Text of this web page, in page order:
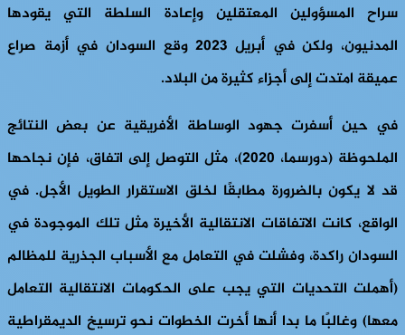
سراح المسؤولين المعتقلين وإعادة السلطة التي يقودها
المدنيون، ولكن في أبريل 2023 وقع السودان في أزمة صراع
عميقة امتدت إلى أجزاء كثيرة من البلاد.
في حين أسفرت جهود الوساطة الأفريقية عن بعض النتائج
الملحوظة (دورسما، 2020)، مثل التوصل إلى اتفاق، فإن نجاحها
قد لا يكون بالضرورة مطابقًا لخلق الاستقرار الطويل الأجل. في
الواقع، كانت الاتفاقات الانتقالية الأخيرة مثل تلك الموجودة في
السودان راكدة، وفشلت في التعامل مع الأسباب الجذرية للمظالم
(أهملت التحديات التي يجب على الحكومات الانتقالية التعامل
معها) وغالبًا ما بدا أنها أخرت الخطوات نحو ترسيخ الديمقراطية